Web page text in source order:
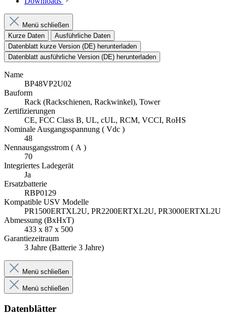
Menü schließen
Kurze Daten
Ausführliche Daten
Datenblatt kurze Version (DE) herunterladen
Datenblatt ausführliche Version (DE) herunterladen
Name
BP48VP2U02
Bauform
Rack (Rackschienen, Rackwinkel), Tower
Zertifizierungen
CE, FCC Class B, UL, cUL, RCM, VCCI, RoHS
Nominale Ausgangsspannung ( Vdc )
48
Nennausgangsstrom ( A )
70
Integriertes Ladegerät
Ja
Ersatzbatterie
RBP0129
Kompatible USV Modelle
PR1500ERTXL2U, PR2200ERTXL2U, PR3000ERTXL2U
Abmessung (BxHxT)
433 x 87 x 500
Garantiezeitraum
3 Jahre (Batterie 3 Jahre)
Menü schließen
Menü schließen
Datenblätter